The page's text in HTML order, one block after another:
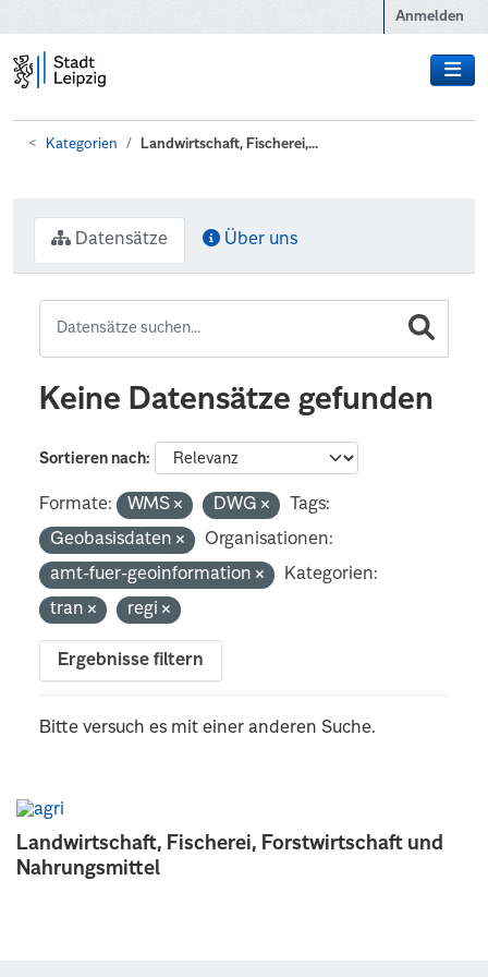
Anmelden
Kategorien Landwirtschaft, Fischerei,...
Landwirtschaft, Fischerei, Forstwirtschaft und
Nahrungsmittel
Datensätze Über uns
Keine Datensätze gefunden
Sortieren nach
Formate: WMS DWG
Tags:
Geobasisdaten
Organisationen:
amt-fuer-geoinformation
Kategorien:
tran
regi
Ergebnisse filtern
Bitte versuch es mit einer anderen Suche.